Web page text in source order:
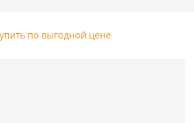
по выгодной цене